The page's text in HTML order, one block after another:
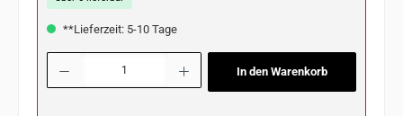
**Lieferzeit: 5-10 Tage
Produkt Anzahl: Gib den gewünschten Wert ein oder benutze die Schaltflächen
In den Warenkorb